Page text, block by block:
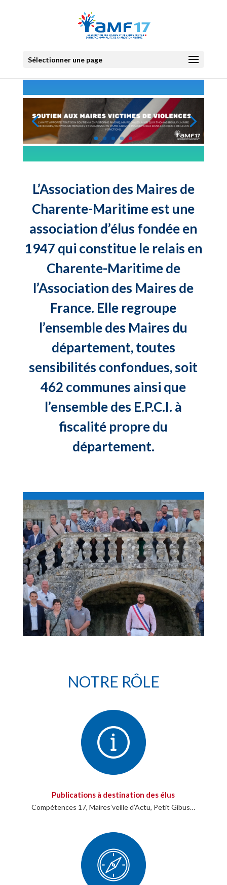
Sélectionner une page
L’Association des Maires de
Charente-Maritime est une
association d’élus fondée en
1947 qui constitue le relais en
Charente-Maritime de
l’Association des Maires de
France. Elle regroupe
l’ensemble des Maires du
département, toutes
sensibilités confondues, soit
462 communes ainsi que
l’ensemble des E.P.C.I. à
fiscalité propre du
département.
NOTRE RÔLE
Publications à destination des élus
Compétences 17, Maires’veille d’Actu, Petit Gibus…